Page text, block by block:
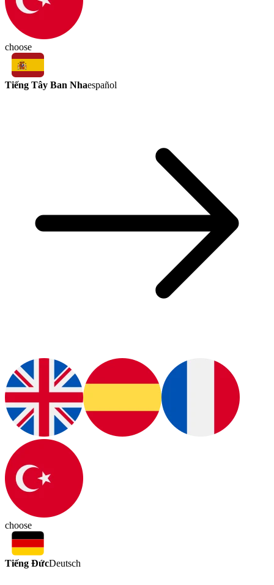
choose
Tiếng Tây Ban Nhaespañol
choose
Tiếng ĐứcDeutsch